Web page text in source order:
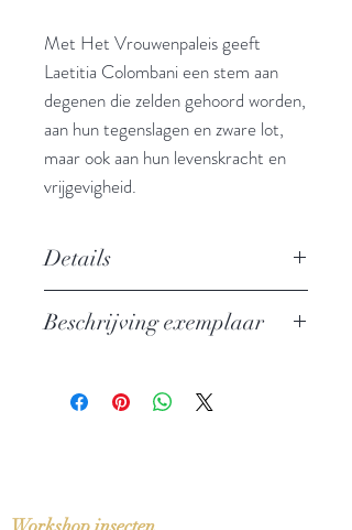
Met Het Vrouwenpaleis geeft
Laetitia Colombani een stem aan
degenen die zelden gehoord worden,
aan hun tegenslagen en zware lot,
maar ook aan hun levenskracht en
vrijgevigheid.
Details
Uitgever: Ambo / Anthos
Bindwijze: Paperback
Beschrijving exemplaar